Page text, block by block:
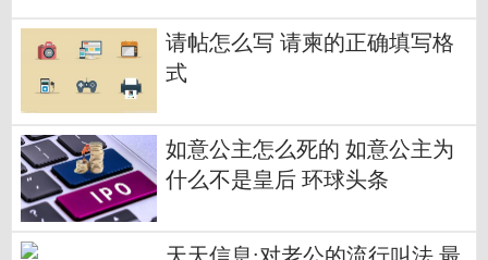
请帖怎么写 请柬的正确填写格
式
如意公主怎么死的 如意公主为
什么不是皇后 环球头条